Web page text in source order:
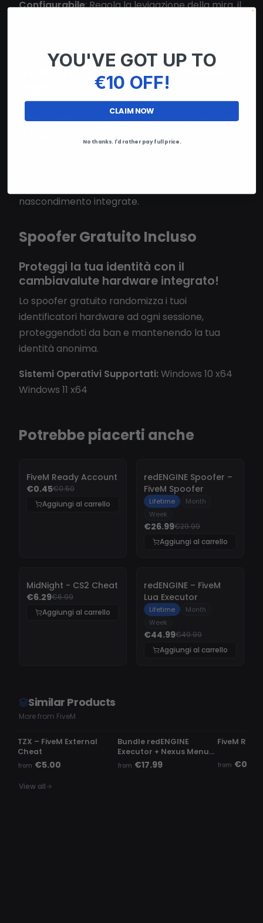
Configurabile: Regola la levigazione della mira, il
Stream Proof e Integrazione
Nascondi i tuoi cheat mentre trasmetti
nascondimento integrate.
Spoofer Gratuito Incluso
Proteggi la tua identità con il
cambiavalute hardware integrato!
Lo spoofer gratuito randomizza i tuoi
identificatori hardware ad ogni sessione,
proteggendoti da ban e mantenendo la tua
identità anonima.
Sistemi Operativi Supportati: Windows 10 x64
Windows 11 x64
Potrebbe piacerti anche
FiveM Ready Account
€0.45€0.50
Aggiungi al carrello
10%
redENGINE Spoofer –
FiveM Spoofer
Lifetime
Month
Week
€26.99€29.99
Aggiungi al carrello
- 10%
MidNight - CS2 Cheat
€6.29€6.99
Aggiungi al carrello
10%
redENGINE – FiveM
Lua Executor
Lifetime
Month
Week
€44.99€49.99
Aggiungi al carrello
Similar Products
More from FiveM
UNDETECTED
TZX – FiveM External
Cheat
from €5.00
Bundle redENGINE
Executor + Nexus Menu |
Phaze Menu
from €17.99
FiveM
from €0.50
View all
YOU'VE GOT UP TO
€10 OFF!
CLAIM NOW
No thanks. I'd rather pay full price.